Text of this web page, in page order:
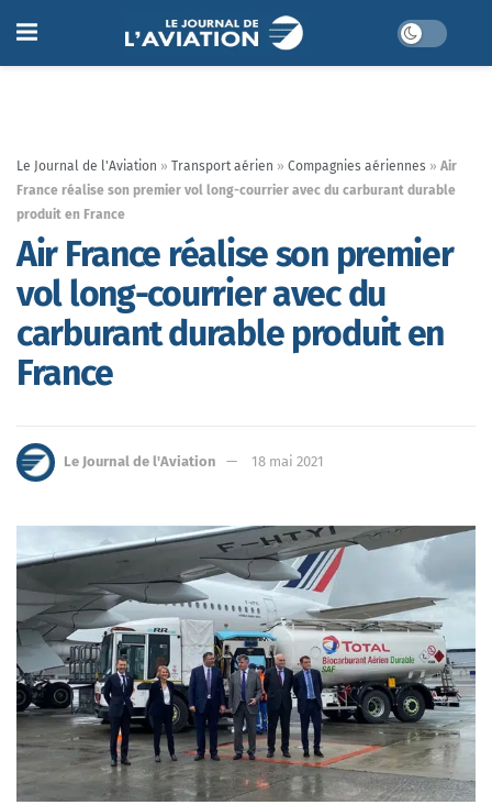
Le Journal de l'Aviation » Transport aérien » Compagnies aériennes » Air
France réalise son premier vol long-courrier avec du carburant durable
produit en France
Air France réalise son premier
vol long-courrier avec du
carburant durable produit en
France
Le Journal de l'Aviation 18 mai 2021